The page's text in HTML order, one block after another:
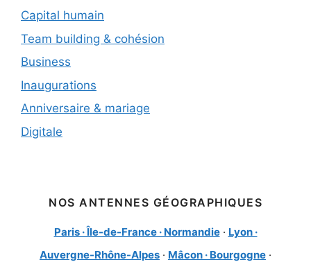
Capital humain
Team building & cohésion
Business
Inaugurations
Anniversaire & mariage
Digitale
NOS ANTENNES GÉOGRAPHIQUES
Paris · Île-de-France · Normandie· Lyon ·
Auvergne-Rhône-Alpes · Mâcon · Bourgogne ·